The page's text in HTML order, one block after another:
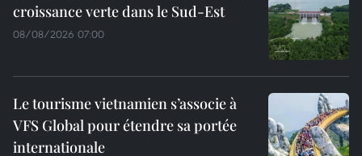
croissance verte dans le Sud-Est
08/08/2026 07:00
Le tourisme vietnamien s’associe à
VFS Global pour étendre sa portée
internationale